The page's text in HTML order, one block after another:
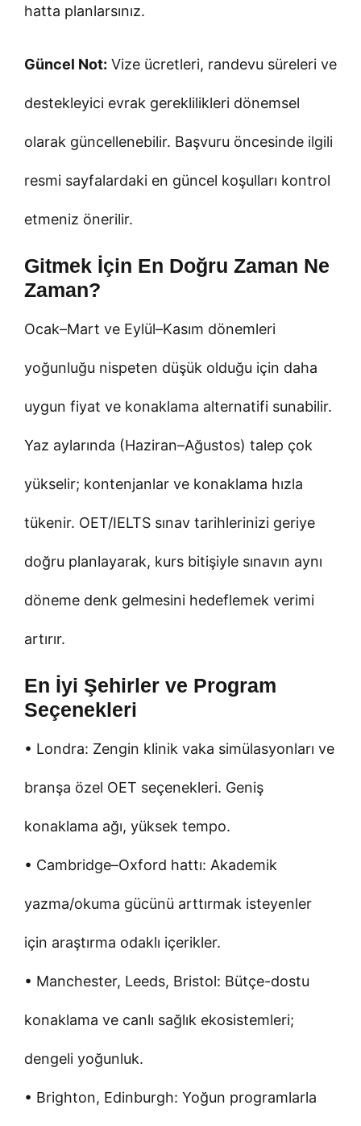
hatta planlarsınız.
Güncel Not: Vize ücretleri, randevu süreleri ve
destekleyici evrak gereklilikleri dönemsel
olarak güncellenebilir. Başvuru öncesinde ilgili
resmi sayfalardaki en güncel koşulları kontrol
etmeniz önerilir.
Gitmek İçin En Doğru Zaman Ne
Zaman?
Ocak–Mart ve Eylül–Kasım dönemleri
yoğunluğu nispeten düşük olduğu için daha
uygun fiyat ve konaklama alternatifi sunabilir.
Yaz aylarında (Haziran–Ağustos) talep çok
yükselir; kontenjanlar ve konaklama hızla
tükenir. OET/IELTS sınav tarihlerinizi geriye
doğru planlayarak, kurs bitişiyle sınavın aynı
döneme denk gelmesini hedeflemek verimi
artırır.
En İyi Şehirler ve Program
Seçenekleri
• Londra: Zengin klinik vaka simülasyonları ve
branşa özel OET seçenekleri. Geniş
konaklama ağı, yüksek tempo.
• Cambridge–Oxford hattı: Akademik
yazma/okuma gücünü arttırmak isteyenler
için araştırma odaklı içerikler.
• Manchester, Leeds, Bristol: Bütçe-dostu
konaklama ve canlı sağlık ekosistemleri;
dengeli yoğunluk.
• Brighton, Edinburgh: Yoğun programlarla